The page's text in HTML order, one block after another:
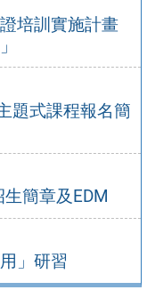
培訓實施計畫
題式課程報名簡
簡章及EDM
」研習